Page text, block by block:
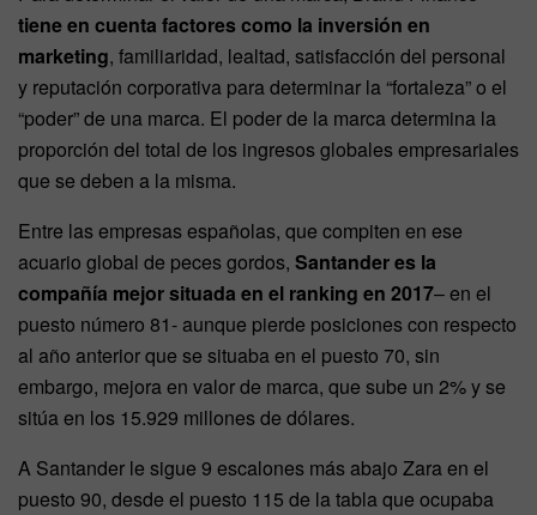
tiene en cuenta factores como la inversión en
marketing, familiaridad, lealtad, satisfacción del personal
y reputación corporativa para determinar la “fortaleza” o el
“poder” de una marca. El poder de la marca determina la
proporción del total de los ingresos globales empresariales
que se deben a la misma.
Entre las empresas españolas, que compiten en ese
acuario global de peces gordos, Santander es la
compañía mejor situada en el ranking en 2017– en el
puesto número 81- aunque pierde posiciones con respecto
al año anterior que se situaba en el puesto 70, sin
embargo, mejora en valor de marca, que sube un 2% y se
sitúa en los 15.929 millones de dólares.
A Santander le sigue 9 escalones más abajo Zara en el
puesto 90, desde el puesto 115 de la tabla que ocupaba